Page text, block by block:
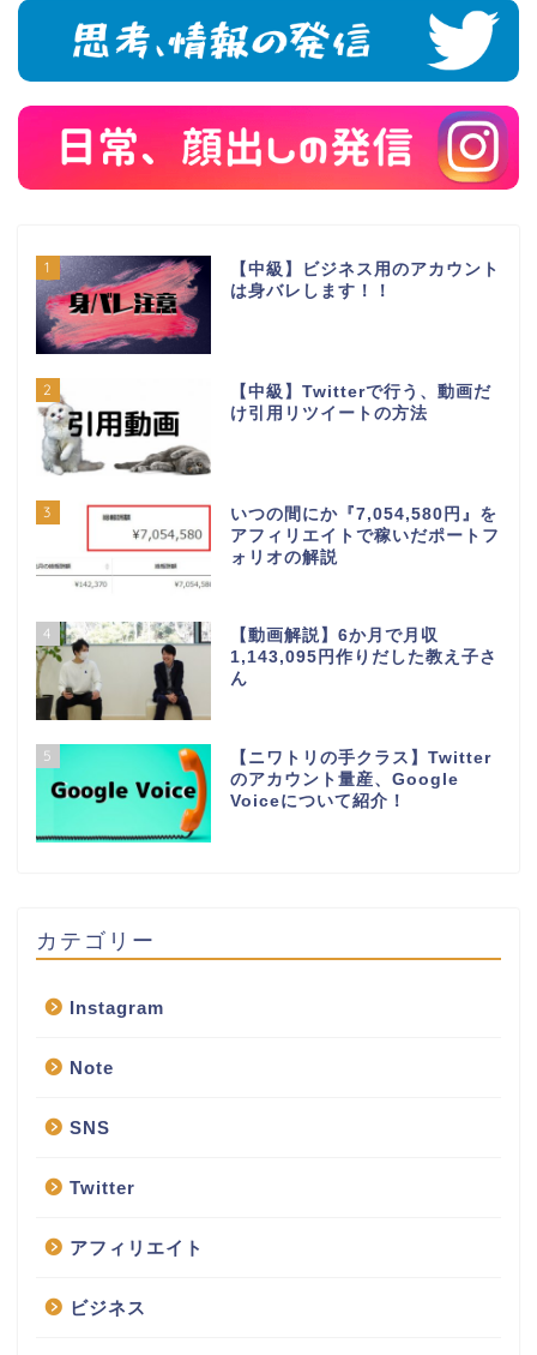
1
【中級】ビジネス用のアカウント
は身バレします！！
2
【中級】Twitterで行う、動画だ
け引用リツイートの方法
3
いつの間にか『7,054,580円』を
アフィリエイトで稼いだポートフ
ォリオの解説
4
【動画解説】6か月で月収
1,143,095円作りだした教え子さ
ん
5
【ニワトリの手クラス】Twitter
のアカウント量産、Google
Voiceについて紹介！
カテゴリー
Instagram
Note
SNS
Twitter
アフィリエイト
ビジネス